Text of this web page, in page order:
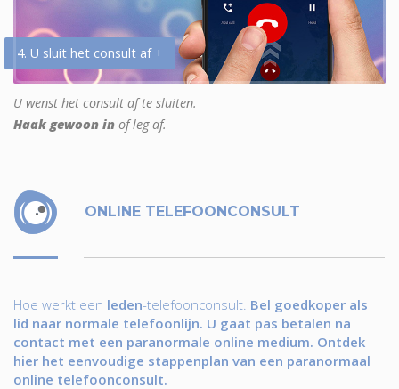
4. U sluit het consult af +
U wenst het consult af te sluiten.
Haak gewoon in of leg af.
ONLINE TELEFOONCONSULT
Hoe werkt een leden-telefoonconsult. Bel goedkoper als
lid naar normale telefoonlijn. U gaat pas betalen na
contact met een paranormale online medium. Ontdek
hier het eenvoudige stappenplan van een paranormaal
online telefoonconsult.